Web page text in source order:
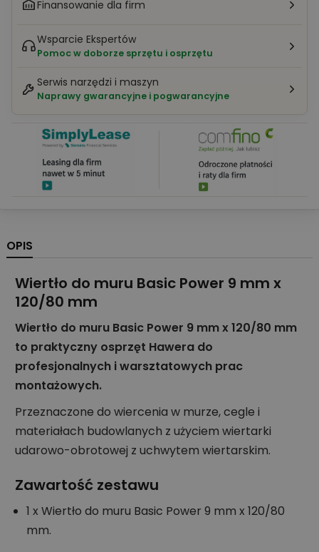
Finansowanie dla firm
Wsparcie Ekspertów
Pomoc w doborze sprzętu i osprzętu
Serwis narzędzi i maszyn
Naprawy gwarancyjne i pogwarancyjne
OPIS
Wiertło do muru Basic Power 9 mm x
120/80 mm
Wiertło do muru Basic Power 9 mm x 120/80 mm
to praktyczny osprzęt Hawera do
profesjonalnych i warsztatowych prac
montażowych.
Przeznaczone do wiercenia w murze, cegle i
materiałach budowlanych z użyciem wiertarki
udarowo-obrotowej z uchwytem wiertarskim.
Zawartość zestawu
1 x Wiertło do muru Basic Power 9 mm x 120/80
mm.